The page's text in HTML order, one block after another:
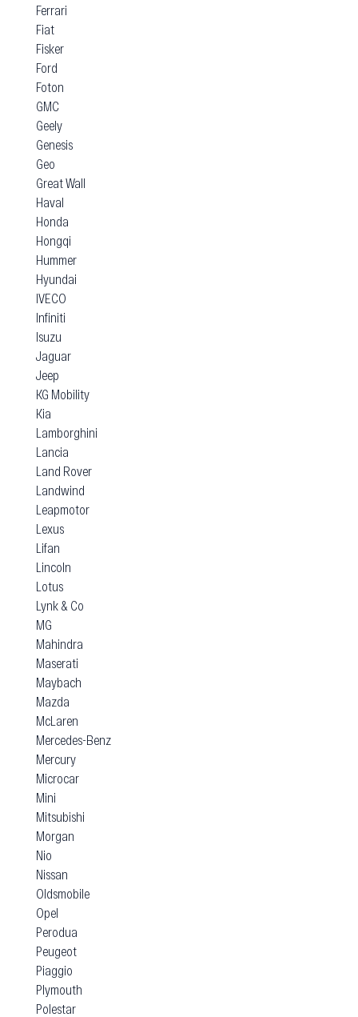
Ferrari
Fiat
Fisker
Ford
Foton
GMC
Geely
Genesis
Geo
Great Wall
Haval
Honda
Hongqi
Hummer
Hyundai
IVECO
Infiniti
Isuzu
Jaguar
Jeep
KG Mobility
Kia
Lamborghini
Lancia
Land Rover
Landwind
Leapmotor
Lexus
Lifan
Lincoln
Lotus
Lynk & Co
MG
Mahindra
Maserati
Maybach
Mazda
McLaren
Mercedes-Benz
Mercury
Microcar
Mini
Mitsubishi
Morgan
Nio
Nissan
Oldsmobile
Opel
Perodua
Peugeot
Piaggio
Plymouth
Polestar